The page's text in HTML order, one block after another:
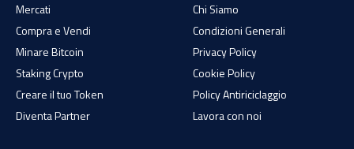
Mercati
Compra e Vendi
Minare Bitcoin
Staking Crypto
Creare il tuo Token
Diventa Partner
Chi Siamo
Condizioni Generali
Privacy Policy
Cookie Policy
Policy Antiriciclaggio
Lavora con noi